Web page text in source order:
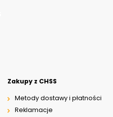
Zakupy z CHSS
Metody dostawy i płatności
Reklamacje